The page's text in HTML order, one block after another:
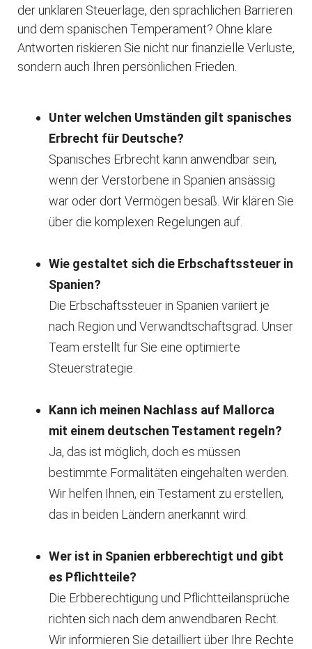
der unklaren Steuerlage, den sprachlichen Barrieren
und dem spanischen Temperament? Ohne klare
Antworten riskieren Sie nicht nur finanzielle Verluste,
sondern auch Ihren persönlichen Frieden.
Unter welchen Umständen gilt spanisches
Erbrecht für Deutsche?
Spanisches Erbrecht kann anwendbar sein,
wenn der Verstorbene in Spanien ansässig
war oder dort Vermögen besaß. Wir klären Sie
über die komplexen Regelungen auf.
Wie gestaltet sich die Erbschaftssteuer in
Spanien?
Die Erbschaftssteuer in Spanien variiert je
nach Region und Verwandtschaftsgrad. Unser
Team erstellt für Sie eine optimierte
Steuerstrategie.
Kann ich meinen Nachlass auf Mallorca
mit einem deutschen Testament regeln?
Ja, das ist möglich, doch es müssen
bestimmte Formalitäten eingehalten werden.
Wir helfen Ihnen, ein Testament zu erstellen,
das in beiden Ländern anerkannt wird.
Wer ist in Spanien erbberechtigt und gibt
es Pflichtteile?
Die Erbberechtigung und Pflichtteilansprüche
richten sich nach dem anwendbaren Recht.
Wir informieren Sie detailliert über Ihre Rechte